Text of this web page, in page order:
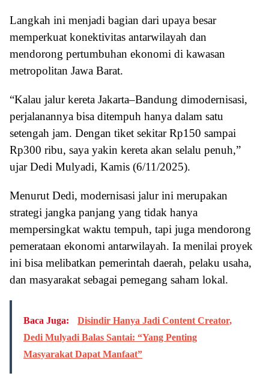
Langkah ini menjadi bagian dari upaya besar
memperkuat konektivitas antarwilayah dan
mendorong pertumbuhan ekonomi di kawasan
metropolitan Jawa Barat.
“Kalau jalur kereta Jakarta–Bandung dimodernisasi,
perjalanannya bisa ditempuh hanya dalam satu
setengah jam. Dengan tiket sekitar Rp150 sampai
Rp300 ribu, saya yakin kereta akan selalu penuh,”
ujar Dedi Mulyadi, Kamis (6/11/2025).
Menurut Dedi, modernisasi jalur ini merupakan
strategi jangka panjang yang tidak hanya
mempersingkat waktu tempuh, tapi juga mendorong
pemerataan ekonomi antarwilayah. Ia menilai proyek
ini bisa melibatkan pemerintah daerah, pelaku usaha,
dan masyarakat sebagai pemegang saham lokal.
Baca Juga:
Disindir Hanya Jadi Content Creator,
Dedi Mulyadi Balas Santai: “Yang Penting
Masyarakat Dapat Manfaat”